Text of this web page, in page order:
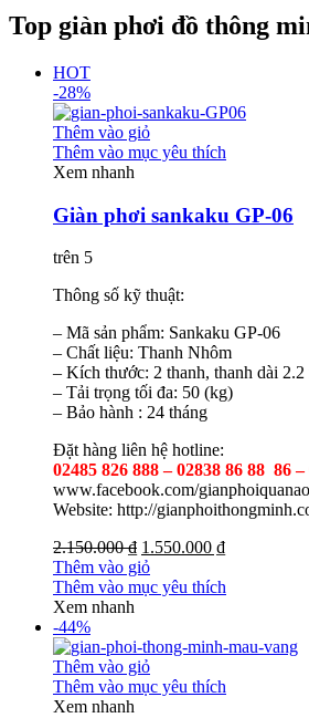
Top giàn phơi đồ thông
HOT
-28%
Thêm vào giỏ
Thêm vào mục yêu thích
Xem nhanh
Giàn phơi sankaku GP-06
trên 5
Thông số kỹ thuật:
– Mã sản phẩm: Sankaku GP-06
– Chất liệu: Thanh Nhôm
– Kích thước: 2 thanh, thanh dài 2.2
– Tải trọng tối đa: 50 (kg)
– Bảo hành : 24 tháng
Đặt hàng liên hệ hotline:
02485 826 888 – 02838 86 88 86 –
www.facebook.com/
Website: http://
2.150.000 ₫ 1.550.000 ₫
Thêm vào giỏ
Thêm vào mục yêu thích
Xem nhanh
-44%
Thêm vào giỏ
Thêm vào mục yêu thích
Xem nhanh